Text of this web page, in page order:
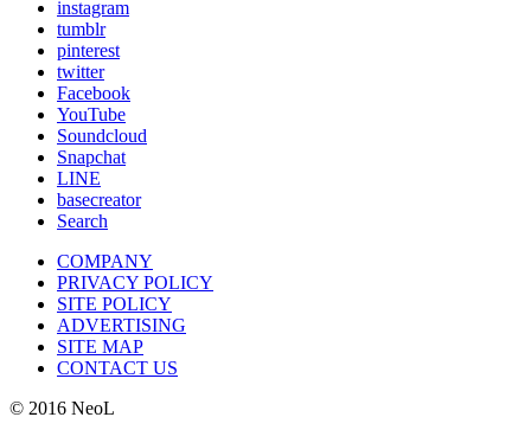
instagram
tumblr
pinterest
twitter
Facebook
YouTube
Soundcloud
Snapchat
LINE
basecreator
Search
COMPANY
PRIVACY POLICY
SITE POLICY
ADVERTISING
SITE MAP
CONTACT US
© 2016 NeoL